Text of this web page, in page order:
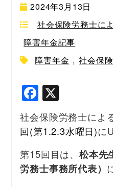
2024年3月13日
社会保険労務士に
障害年金記事
障害年金 , 社会保
F
a
c
e
b
o
社会保険労務士によ
回(第1.2.3水曜日)に
第15回目は、 松本先
労務士事務所代表）